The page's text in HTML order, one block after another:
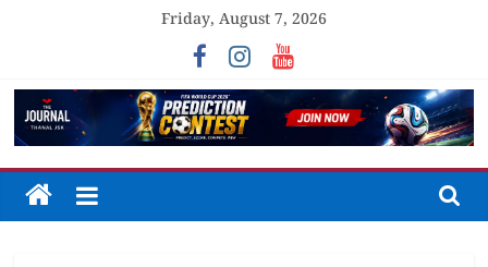
Friday, August 7, 2026
The